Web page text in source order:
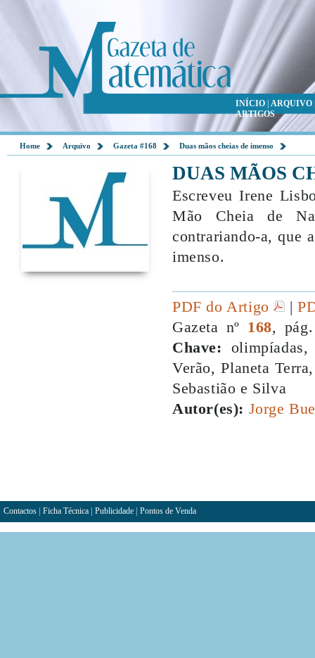
INÍCIO ARQUIVO
ARTIGOS
Home Arquivo Gazeta #168 Duas mãos cheias de imenso
DUAS MÃOS
Escreveu Irene
Mão Cheia de
contrariando-a, que
imenso.
PDF do Artigo |
Gazeta nº 168,
Chave:
Verão, Planeta
Sebastião e Silva
Autor(es): Jorge
Contactos Ficha Técnica Publicidade Pontos de Venda